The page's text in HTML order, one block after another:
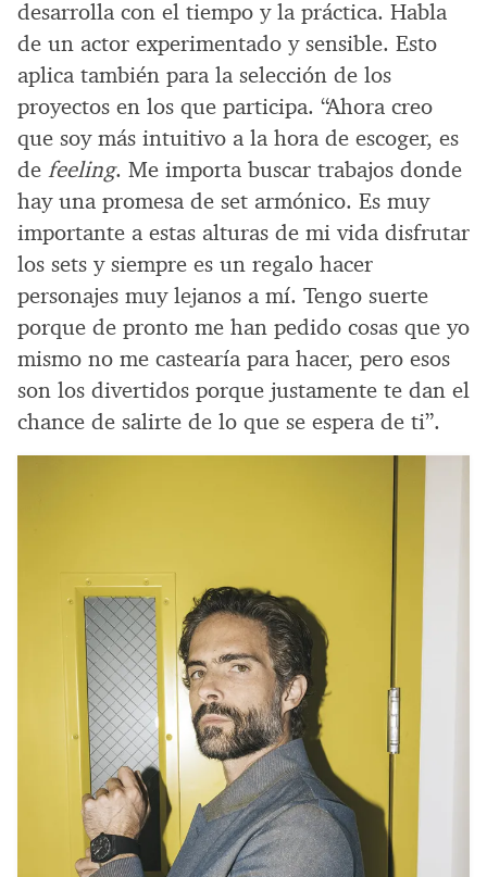
desarrolla con el tiempo y la práctica. Habla
de un actor experimentado y sensible. Esto
aplica también para la selección de los
proyectos en los que participa. “Ahora creo
que soy más intuitivo a la hora de escoger, es
de feeling. Me importa buscar trabajos donde
hay una promesa de set armónico. Es muy
importante a estas alturas de mi vida disfrutar
los sets y siempre es un regalo hacer
personajes muy lejanos a mí. Tengo suerte
porque de pronto me han pedido cosas que yo
mismo no me castearía para hacer, pero esos
son los divertidos porque justamente te dan el
chance de salirte de lo que se espera de ti”.